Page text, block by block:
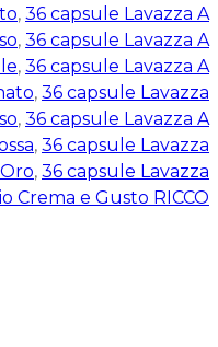
, 36 capsule Lavazza A
, 36 capsule Lavazza A
, 36 capsule Lavazza A
, 36 capsule Lavazza
, 36 capsule Lavazza A
, 36 capsule Lavazza
, 36 capsule Lavazza
Crema e Gusto RICCO